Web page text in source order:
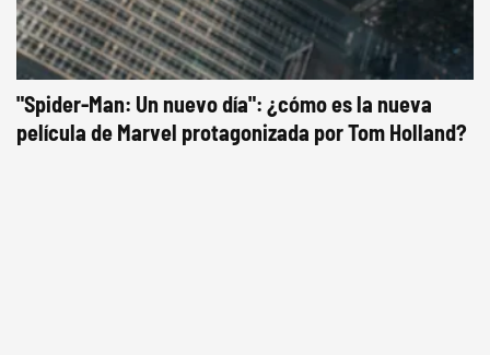
"Spider-Man: Un nuevo día": ¿cómo es la nueva
película de Marvel protagonizada por Tom Holland?